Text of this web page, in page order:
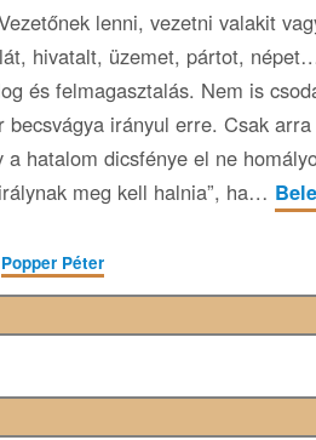
lenni, vezetni valakit
hivatalt, üzemet, pártot,
és felmagasztalás. Nem is
becsvágya irányul erre. Csak
a hatalom dicsfénye el ne
meg kell halnia”, ha…
Popper Péter